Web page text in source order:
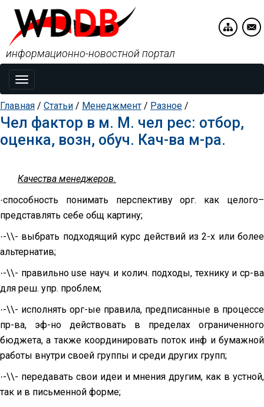
Toggle
navigation
информационно-новостной портал
Главная / Статьи / Менеджмент / Разное /
Чел фактор в м. М. чел рес: отбор,
оценка, возн, обуч. Кач-ва м-ра.
Качества менеджеров.
·способность понимать перспективу орг. как целого–
представлять себе общ картину;
·-\\- выбрать подходящий курс действий из 2-х или более
альтернатив;
·-\\- правильноuse науч. и колич. подходы, технику и ср-ва
для реш. упр. проблем;
·-\\- исполнять орг-ые правила, предписанные в процессе
пр-ва, эф-но действовать в пределах ограниченного
бюджета, а также координировать поток инф и бумажной
работы внутри своей группы и среди других групп;
·-\\- передавать свои идеи и мнения другим, как в устной,
так и в письменной форме;